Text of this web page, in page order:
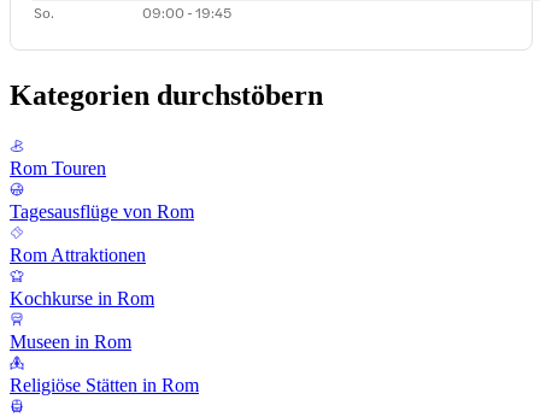
So.
09:00 - 19:45
Kategorien durchstöbern
Rom Touren
Tagesausflüge von Rom
Rom Attraktionen
Kochkurse in Rom
Museen in Rom
Religiöse Stätten in Rom